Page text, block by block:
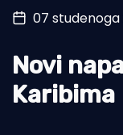
Turizam i nautika
Pomorstvo
Ribolov
07 studenoga
Novi
Karibima